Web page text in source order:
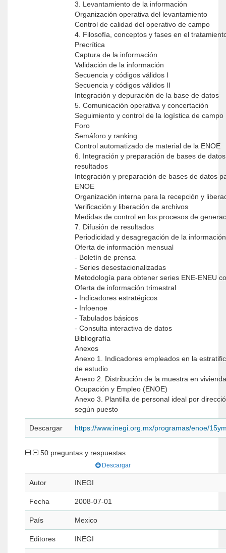
3. Levantamiento de la información
Organización operativa del levantamiento
Control de calidad del operativo de campo
4. Filosofía, conceptos y fases en el
Precrítica
Captura de la información
Validación de la información
Secuencia y códigos válidos I
Secuencia y códigos válidos II
Integración y depuración de la base de datos
5. Comunicación operativa y concertación
Seguimiento y control de la logística de campo
Foro
Semáforo y ranking
Control automatizado de material de la ENOE
6. Integración y preparación de bases de
resultados
Integración y preparación de bases de datos
ENOE
Organización interna para la recepción y
Verificación y liberación de archivos
Medidas de control en los procesos de
7. Difusión de resultados
Periodicidad y desagregación de la
Oferta de información mensual
- Boletín de prensa
- Series desestacionalizadas
Metodología para obtener series ENE-ENEU
Oferta de información trimestral
- Indicadores estratégicos
- Infoenoe
- Tabulados básicos
- Consulta interactiva de datos
Bibliografía
Anexos
Anexo 1. Indicadores empleados en la
de estudio
Anexo 2. Distribución de la muestra en
Ocupación y Empleo (ENOE)
Anexo 3. Plantilla de personal ideal por
según puesto
Descargar https://www.inegi.org.mx/programas/enoe/
50 preguntas y respuestas
Descargar
Autor INEGI
Fecha 2008-07-01
País Mexico
Editores INEGI